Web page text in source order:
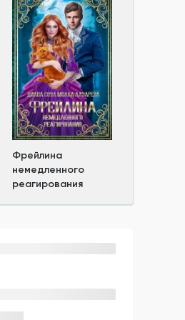
Фрейлина
немедленного
реагирования